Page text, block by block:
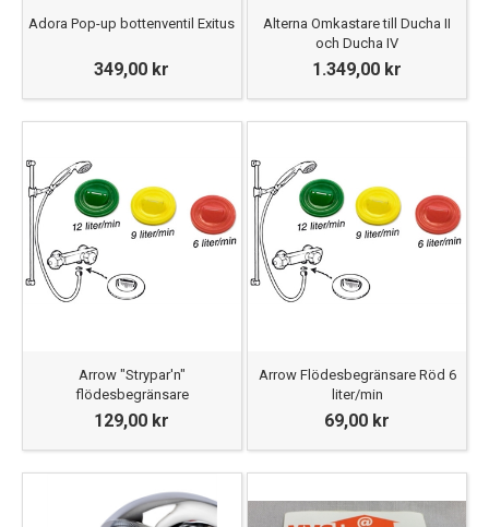
Adora Pop-up bottenventil Exitus
349,00 kr
Alterna Omkastare till Ducha II
och Ducha IV
1.349,00 kr
Arrow "Strypar'n"
flödesbegränsare
129,00 kr
Arrow Flödesbegränsare Röd 6
liter/min
69,00 kr